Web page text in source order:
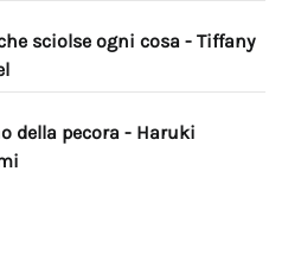
sciolse ogni cosa - Tiffany
della pecora - Haruki